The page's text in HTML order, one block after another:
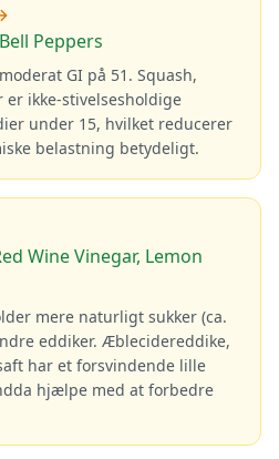
Peppers
GI på 51. Squash,
ikke-stivelsesholdige
under 15, hvilket reducerer
belastning betydeligt.
Wine Vinegar, Lemon
mere naturligt sukker (ca.
eddiker. Æblecidereddike,
har et forsvindende lille
hjælpe med at forbedre